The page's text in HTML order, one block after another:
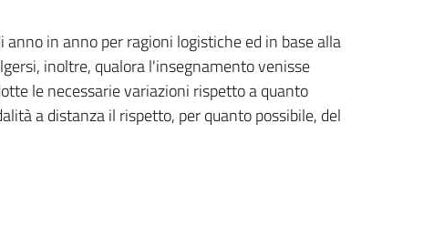
in anno per ragioni logistiche ed in base alla
inoltre, qualora l'insegnamento venisse
le necessarie variazioni rispetto a quanto
a distanza il rispetto, per quanto possibile, del